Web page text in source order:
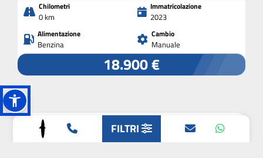
Chilometri
0 km
Immatricolazione
2023
Alimentazione
Benzina
Cambio
Manuale
18.900 €
CITROENC5 X
FILTRI